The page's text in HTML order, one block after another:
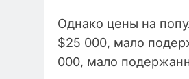
Однако цены на
$25 000, мало
000, мало